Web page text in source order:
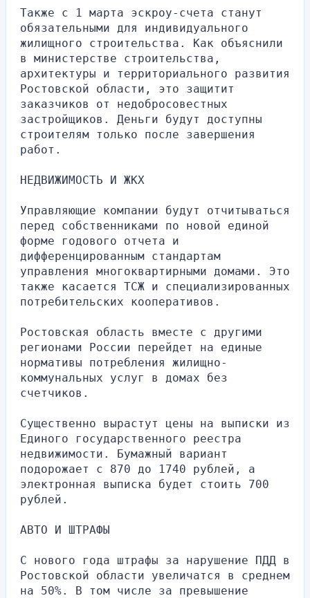
Также с 1 марта эскроу-счета станут
обязательными для индивидуального
жилищного строительства. Как объяснили
в министерстве строительства,
архитектуры и территориального развития
Ростовской области, это защитит
заказчиков от недобросовестных
застройщиков. Деньги будут доступны
строителям только после завершения
работ.
НЕДВИЖИМОСТЬ И ЖКХ
Управляющие компании будут отчитываться
перед собственниками по новой единой
форме годового отчета и
дифференцированным стандартам
управления многоквартирными домами. Это
также касается ТСЖ и специализированных
потребительских кооперативов.
Ростовская область вместе с другими
регионами России перейдет на единые
нормативы потребления жилищно-
коммунальных услуг в домах без
счетчиков.
Существенно вырастут цены на выписки из
Единого государственного реестра
недвижимости. Бумажный вариант
подорожает с 870 до 1740 рублей, а
электронная выписка будет стоить 700
рублей.
АВТО И ШТРАФЫ
С нового года штрафы за нарушение ПДД в
Ростовской области увеличатся в среднем
на 50%. В том числе за превышение